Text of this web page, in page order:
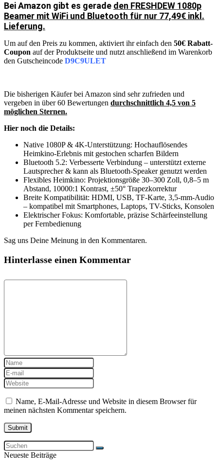
Bei Amazon gibt es gerade den FRESHDEW 1080p
Beamer mit WiFi und Bluetooth für nur 77,49€ inkl.
Lieferung.
Um auf den Preis zu kommen, aktiviert ihr einfach den 50€ Rabatt-
Coupon auf der Produktseite und nutzt anschließend im Warenkorb
den Gutscheincode D9C9ULET
Die bisherigen Käufer bei Amazon sind sehr zufrieden und
vergeben in über 60 Bewertungen durchschnittlich 4,5 von 5
möglichen Sternen.
Hier noch die Details:
Native 1080P & 4K-Unterstützung: Hochauflösendes
Heimkino-Erlebnis mit gestochen scharfen Bildern
Bluetooth 5.2: Verbesserte Verbindung – unterstützt externe
Lautsprecher & kann als Bluetooth-Speaker genutzt werden
Flexibles Heimkino: Projektionsgröße 30–300 Zoll, 0,8–5 m
Abstand, 10000:1 Kontrast, ±50° Trapezkorrektur
Breite Kompatibilität: HDMI, USB, TF-Karte, 3,5-mm-Audio
– kompatibel mit Smartphones, Laptops, TV-Sticks, Konsolen
Elektrischer Fokus: Komfortable, präzise Schärfeeinstellung
per Fernbedienung
Sag uns Deine Meinung in den Kommentaren.
Hinterlasse einen Kommentar
Name, E-Mail-Adresse und Website in diesem Browser für
meinen nächsten Kommentar speichern.
Neueste Beiträge